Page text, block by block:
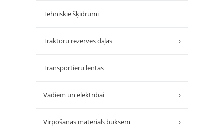
Tehniskie šķidrumi
Traktoru rezerves daļas ›
Transportieru lentas
Vadiem un elektrībai ›
Virpošanas materiāls buksēm ›